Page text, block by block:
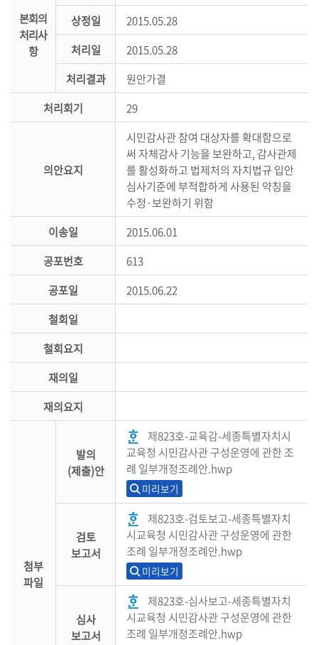
정
공
안
본회의
처리사
항
상정일
2015.05.28
처리일
2015.05.28
처리결과
원안가결
처리회기
29
의안요지
시민감사관 참여 대상자를 확대함으로
써 자체감사 기능을 보완하고, 감사관제
를 활성화하고 법제처의 자치법규 입안
심사기준에 부적합하게 사용된 약칭을
수정·보완하기 위함
이송일
2015.06.01
공포번호
613
공포일
2015.06.22
철회일
철회요지
재의일
재의요지
첨부
파일
발의
(제출)안
제823호-교육감-세종특별자치시
교육청 시민감사관 구성운영에 관한 조
례 일부개정조례안.hwp
미리보기
검토
보고서
제823호-검토보고-세종특별자치
시교육청 시민감사관 구성운영에 관한
조례 일부개정조례안.hwp
미리보기
심사
보고서
제823호-심사보고-세종특별자치
시교육청 시민감사관 구성운영에 관한
조례 일부개정조례안.hwp